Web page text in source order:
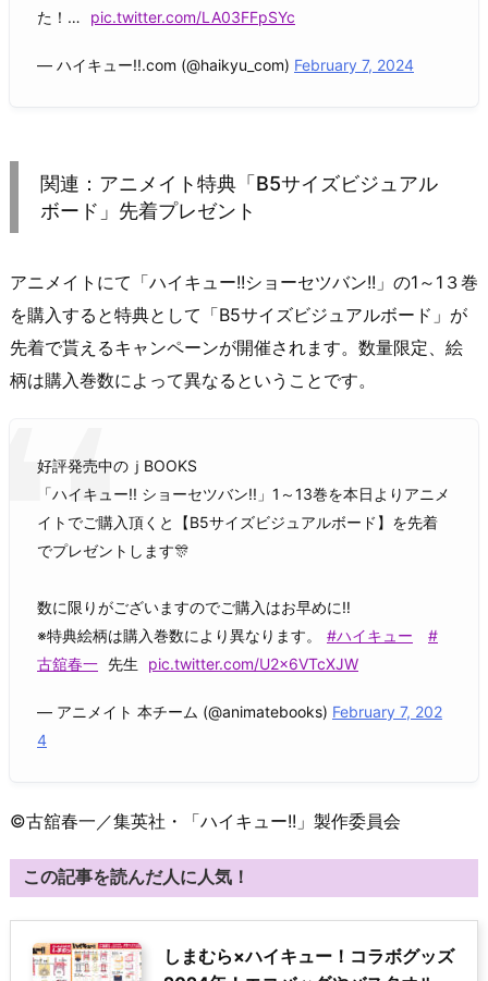
た！…
pic.twitter.com/LA03FFpSYc
— ハイキュー!!.com (@haikyu_com) February 7, 2024
関連：アニメイト特典「B5サイズビジュアル
ボード」先着プレゼント
アニメイトにて「ハイキュー!!ショーセツバン!!」の1～1３巻
を購入すると特典として「B5サイズビジュアルボード」が
先着で貰えるキャンペーンが開催されます。数量限定、絵
柄は購入巻数によって異なるということです。
好評発売中のｊBOOKS
「ハイキュー!! ショーセツバン!!」1～13巻を本日よりアニメ
イトでご購入頂くと【B5サイズビジュアルボード】を先着
でプレゼントします🎊
数に限りがございますのでご購入はお早めに‼️
※特典絵柄は購入巻数により異なります。
#ハイキュー
#
古舘春一 先生 pic.twitter.com/U2x6VTcXJW
— アニメイト 本チーム (@animatebooks) February 7, 202
4
©古舘春一／集英社・「ハイキュー!!」製作委員会
この記事を読んだ人に人気！
しまむら×ハイキュー！コラボグッズ